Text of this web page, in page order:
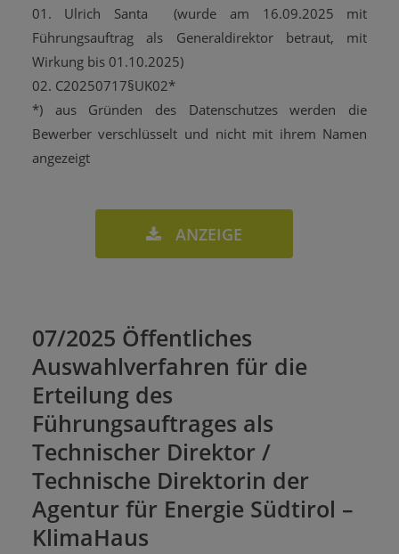
01. Ulrich Santa
(wurde am 16.09.2025 mit
Führungsauftrag als Generaldirektor betraut, mit
Wirkung bis 01.10.2025)
02. C20250717§UK02*
*) aus Gründen des Datenschutzes werden die
Bewerber verschlüsselt und nicht mit ihrem Namen
angezeigt
ANZEIGE
07/2025 Öffentliches
Auswahlverfahren für die
Erteilung des
Führungsauftrages als
Technischer Direktor /
Technische Direktorin der
Agentur für Energie Südtirol –
KlimaHaus